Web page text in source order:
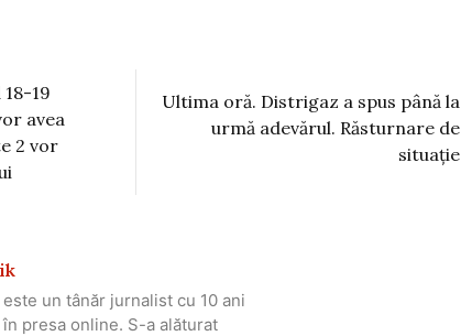
19
avea
2 vor
Ultima oră. Distrigaz a spus până la
urmă adevărul. Răsturnare de
situație
un tânăr jurnalist cu 10 ani
presa online. S-a alăturat